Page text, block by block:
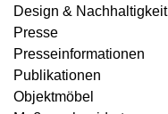
Design & Nachhaltigkeit
Presse
Presseinformationen
Publikationen
Objektmöbel